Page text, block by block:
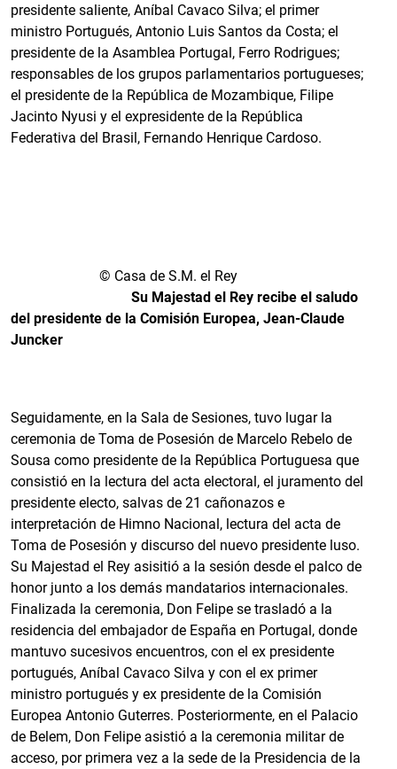
presidente saliente, Aníbal Cavaco Silva; el primer
ministro Portugués, Antonio Luis Santos da Costa; el
presidente de la Asamblea Portugal, Ferro Rodrigues;
responsables de los grupos parlamentarios portugueses;
el presidente de la República de Mozambique, Filipe
Jacinto Nyusi y el expresidente de la República
Federativa del Brasil, Fernando Henrique Cardoso.
© Casa de S.M. el Rey
Su Majestad el Rey recibe el saludo
del presidente de la Comisión Europea, Jean-Claude
Juncker
Seguidamente, en la Sala de Sesiones, tuvo lugar la
ceremonia de Toma de Posesión de Marcelo Rebelo de
Sousa como presidente de la República Portuguesa que
consistió en la lectura del acta electoral, el juramento del
presidente electo, salvas de 21 cañonazos e
interpretación de Himno Nacional, lectura del acta de
Toma de Posesión y discurso del nuevo presidente luso.
Su Majestad el Rey asisitió a la sesión desde el palco de
honor junto a los demás mandatarios internacionales.
Finalizada la ceremonia, Don Felipe se trasladó a la
residencia del embajador de España en Portugal, donde
mantuvo sucesivos encuentros, con el ex presidente
portugués, Aníbal Cavaco Silva y con el ex primer
ministro portugués y ex presidente de la Comisión
Europea Antonio Guterres. Posteriormente, en el Palacio
de Belem, Don Felipe asistió a la ceremonia militar de
acceso, por primera vez a la sede de la Presidencia de la